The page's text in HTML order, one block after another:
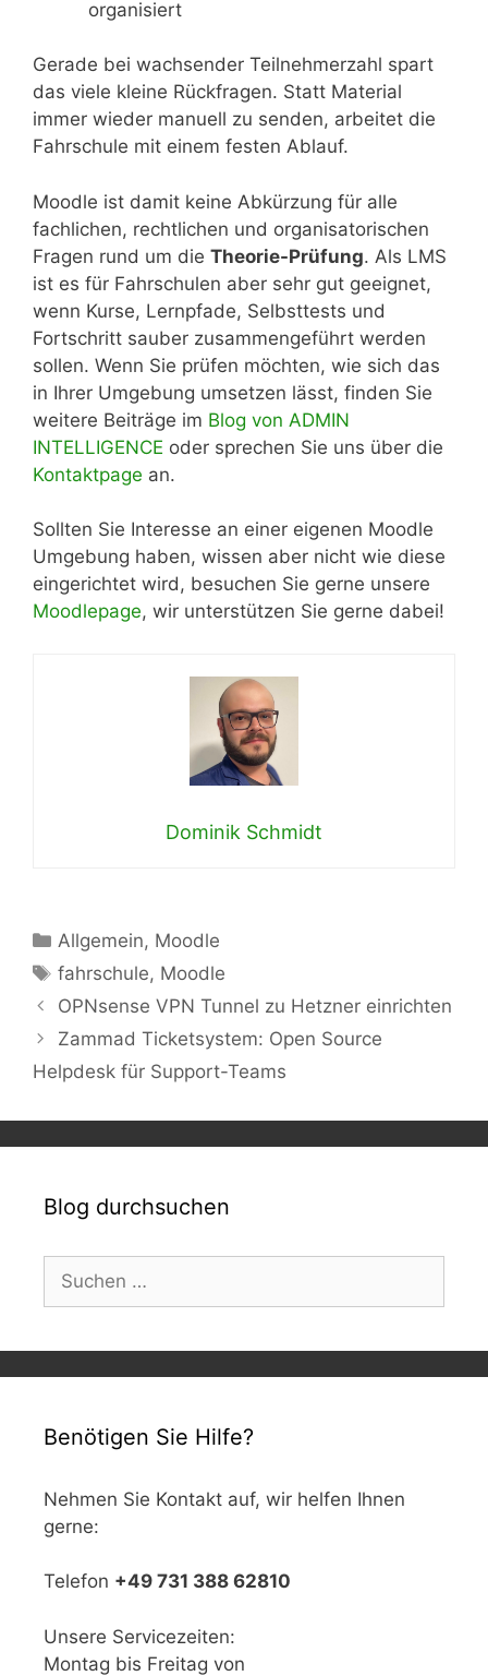
organisiert
Gerade bei wachsender Teilnehmerzahl spart
das viele kleine Rückfragen. Statt Material
immer wieder manuell zu senden, arbeitet die
Fahrschule mit einem festen Ablauf.
Moodle ist damit keine Abkürzung für alle
fachlichen, rechtlichen und organisatorischen
Fragen rund um die Theorie-Prüfung. Als LMS
ist es für Fahrschulen aber sehr gut geeignet,
wenn Kurse, Lernpfade, Selbsttests und
Fortschritt sauber zusammengeführt werden
sollen. Wenn Sie prüfen möchten, wie sich das
in Ihrer Umgebung umsetzen lässt, finden Sie
weitere Beiträge im Blog von ADMIN
INTELLIGENCE oder sprechen Sie uns über die
Kontaktpage an.
Sollten Sie Interesse an einer eigenen Moodle
Umgebung haben, wissen aber nicht wie diese
eingerichtet wird, besuchen Sie gerne unsere
Moodlepage, wir unterstützen Sie gerne dabei!
Dominik Schmidt
Kategorien
Allgemein, Moodle
Schlagwörter
fahrschule, Moodle
OPNsense VPN Tunnel zu Hetzner einrichten
Zammad Ticketsystem: Open Source
Helpdesk für Support-Teams
Blog durchsuchen
nach:
Benötigen Sie Hilfe?
Nehmen Sie Kontakt auf, wir helfen Ihnen
gerne:
Telefon +49 731 388 62810
Unsere Servicezeiten:
Montag bis Freitag von